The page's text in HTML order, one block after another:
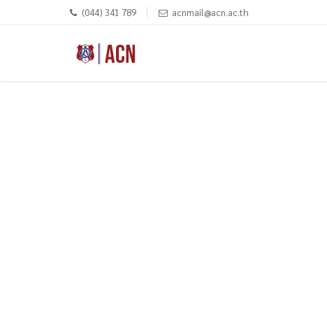
(044) 341 789 acnmail@acn.ac.th